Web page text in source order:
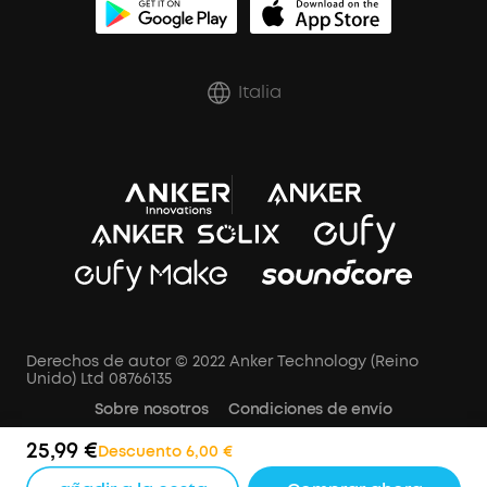
25,99 €Descuento 6,00 €
Italia
Derechos de autor © 2022 Anker Technology (Reino
Unido) Ltd 08766135
Sobre nosotros
Condiciones de envío
Política de cancelación
Términos de Uso
Aviso de cookies